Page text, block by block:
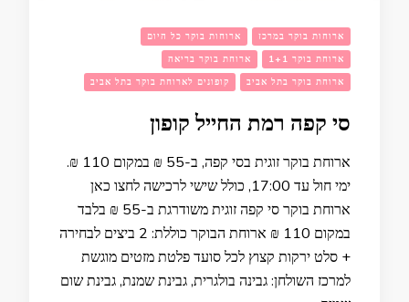
ארוחות בוקר במרכז
ארוחות בוקר כל היום
ארוחת בוקר 1+1
ארוחת בוקר בריאה
ארוחת בוקר בתל אביב
קופונים לארוחת בוקר בתל אביב
סי קפה רמת החייל קופון
ארוחת בוקר זוגית בסי קפה, ב-55 ₪ במקום 110 ₪.
ימי חול עד 17:00, כולל שישי לרכישה לחצו כאן
ארוחת בוקר סי קפה זוגית משודרגת ב-55 ₪ בלבד
במקום 110 ₪ ארוחת הבוקר כוללת: 2 ביצים לבחירה
+ סלט ירקות קצוץ לכל סועד פלטת מזטים מוגשת
למרכז השולחן: גבינה בולגרית, גבינת שמנת, גבינת שום